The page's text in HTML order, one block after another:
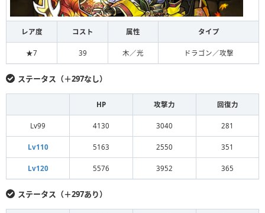
レア度 コスト 属性 タイプ
★7 39 木／光 ドラゴン／攻撃
ステータス（＋297なし）
HP 攻撃力 回復力
Lv99 4130 3040 281
Lv110 5163 2550 351
Lv120 5576 3952 365
ステータス（＋297あり）